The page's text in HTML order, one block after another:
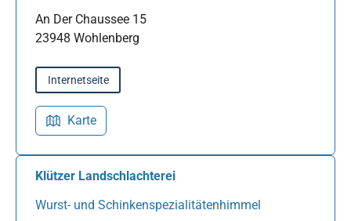
An Der Chaussee 15
23948 Wohlenberg
Internetseite
Karte
Klützer Landschlachterei
Wurst- und Schinkenspezialitätenhimmel